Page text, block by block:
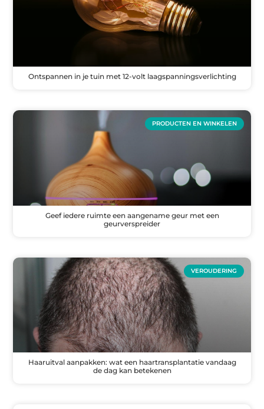
Ontspannen in je tuin met 12-volt laagspanningsverlichting
PRODUCTEN EN WINKELEN
Geef iedere ruimte een aangename geur met een
geurverspreider
VEROUDERING
Haaruitval aanpakken: wat een haartransplantatie vandaag
de dag kan betekenen